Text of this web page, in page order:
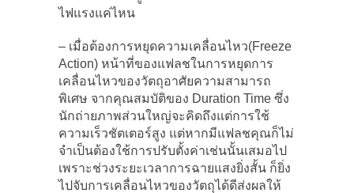
ไฟแรงแค่ไหน
– เมื่อต้องการหยุดความเคลื่อนไหว(Freeze
Action) หน้าที่ของแฟลชในการหยุดการ
เคลื่อนไหวของวัตถุอาศัยความสามารถ
พิเศษ จากคุณสมบัติของ Duration Time ซึ่ง
นักถ่ายภาพส่วนใหญ่จะคิดถึงแต่การใช้
ความเร็วชัตเตอร์สูง แต่หากมีแฟลชคุณก็ไม่
จำเป็นต้องใช้การปรับตั้งค่าเช่นนั้นเสมอไป
เพราะช่วงระยะเวลาการฉายแสงยิ่งสั้น ก็ยิ่ง
ไปจับการเคลื่อนไหวของวัตถุได้ดีส่งผลให้